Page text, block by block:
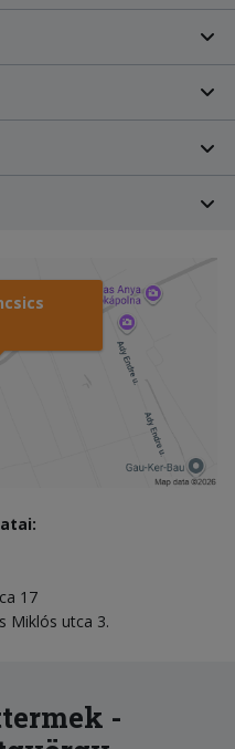
17
Miklós utca 3.
-